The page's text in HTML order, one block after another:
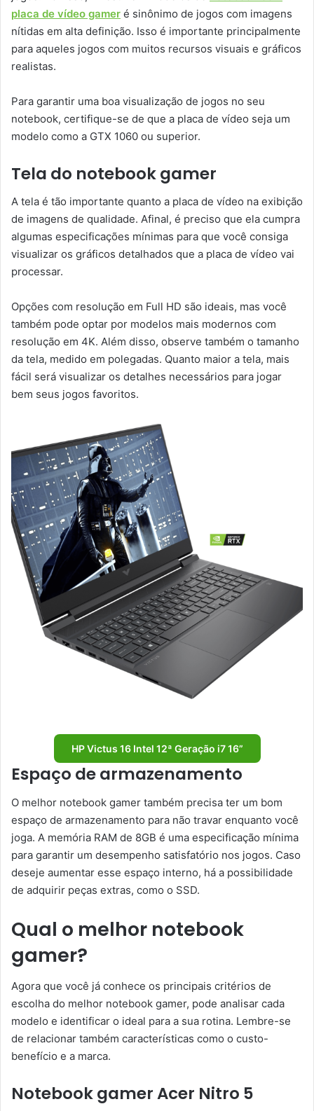
placa de vídeo gamer é sinônimo de jogos com imagens
nítidas em alta definição. Isso é importante principalmente
para aqueles jogos com muitos recursos visuais e gráficos
realistas.
Para garantir uma boa visualização de jogos no seu
notebook, certifique-se de que a placa de vídeo seja um
modelo como a GTX 1060 ou superior.
Tela do notebook gamer
A tela é tão importante quanto a placa de vídeo na exibição
de imagens de qualidade. Afinal, é preciso que ela cumpra
algumas especificações mínimas para que você consiga
visualizar os gráficos detalhados que a placa de vídeo vai
processar.
Opções com resolução em Full HD são ideais, mas você
também pode optar por modelos mais modernos com
resolução em 4K. Além disso, observe também o tamanho
da tela, medido em polegadas. Quanto maior a tela, mais
fácil será visualizar os detalhes necessários para jogar
bem seus jogos favoritos.
HP Victus 16 Intel 12ª Geração i7 16”
Espaço de armazenamento
O melhor notebook gamer também precisa ter um bom
espaço de armazenamento para não travar enquanto você
joga. A memória RAM de 8GB é uma especificação mínima
para garantir um desempenho satisfatório nos jogos. Caso
deseje aumentar esse espaço interno, há a possibilidade
de adquirir peças extras, como o SSD.
Qual o melhor notebook
gamer?
Agora que você já conhece os principais critérios de
escolha do melhor notebook gamer, pode analisar cada
modelo e identificar o ideal para a sua rotina. Lembre-se
de relacionar também características como o custo-
benefício e a marca.
Notebook gamer Acer Nitro 5